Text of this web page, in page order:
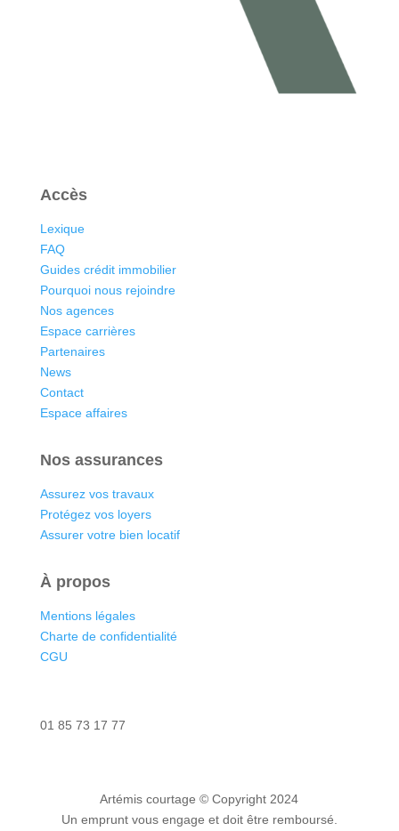
Accès
Lexique
FAQ
Guides crédit immobilier
Pourquoi nous rejoindre
Nos agences
Espace carrières
Partenaires
News
Contact
Espace affaires
Nos assurances
Assurez vos travaux
Protégez vos loyers
Assurer votre bien locatif
À propos
Mentions légales
Charte de confidentialité
CGU
01 85 73 17 77
Artémis courtage© Copyright 2024
Un emprunt vous engage et doit être remboursé.